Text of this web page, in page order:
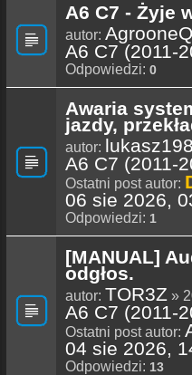
A6 C7 - Żyje
autor: AgrooneQ
A6 C7 (2011-
Odpowiedzi: 0
Awaria
jazdy,
autor:
A6 C7 (2011-
Ostatni post autor:
06 sie 2026,
Odpowiedzi: 1
[MANUAL]
odgłos.
autor: TOR3Z »
A6 C7 (2011-
Ostatni post autor:
04 sie 2026,
Odpowiedzi: 13